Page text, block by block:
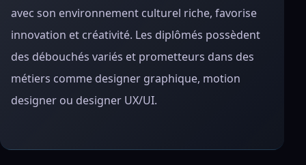
avec son environnement culturel riche, favorise
innovation et créativité. Les diplômés possèdent
des débouchés variés et prometteurs dans des
métiers comme designer graphique, motion
designer ou designer UX/UI.